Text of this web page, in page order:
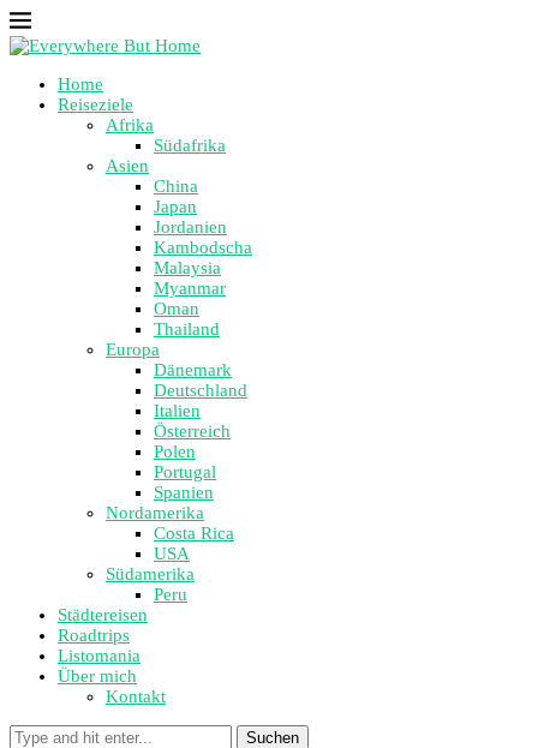
Home
Reiseziele
Afrika
Südafrika
Asien
China
Japan
Jordanien
Kambodscha
Malaysia
Myanmar
Oman
Thailand
Europa
Dänemark
Deutschland
Italien
Österreich
Polen
Portugal
Spanien
Nordamerika
Costa Rica
USA
Südamerika
Peru
Städtereisen
Roadtrips
Listomania
Über mich
Kontakt
Suchen